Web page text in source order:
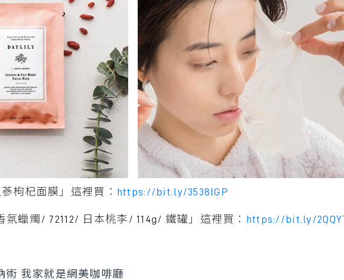
蔘枸杞面膜」這裡買： https://bit.ly/3538IGP
氛蠟燭/ 72112/ 日本桃李/ 114g/ 鐵罐」這裡買： https://bit.ly/
術 我家就是網美咖啡廳